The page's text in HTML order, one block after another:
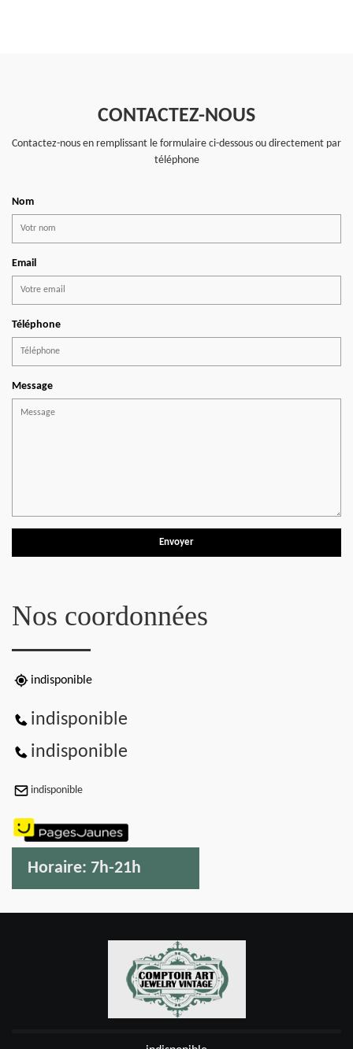
CONTACTEZ-NOUS
Contactez-nous en remplissant le formulaire ci-dessous ou directement par
téléphone
Nom
Email
Téléphone
Message
Nos coordonnées
indisponible
indisponible
indisponible
indisponible
Horaire: 7h-21h